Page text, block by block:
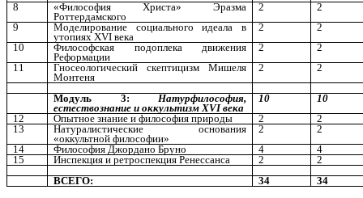
8
«Философия Христа» Эразма
Роттердамского
2
2
9
Моделирование социального идеала в
утопияхXVI века
2
2
10
Философская подоплека движения
Реформации
2
2
11
Гносеологический скептицизм Мишеля
Монтеня
2 2
Модуль 3: Натурфилософия,
естествознание и оккультизмXVIвека
10
10
12
Опытное знание и философия природы 2
2
13
Натуралистические основания
«оккультной философии»
2
2
14
Философия Джордано Бруно 4
4
15
Инспекция и ретроспекция Ренессанса 2
2
ВСЕГО:
34 34